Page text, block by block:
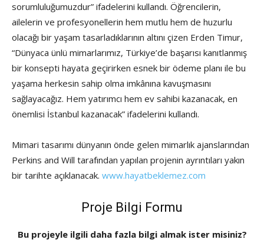
sorumluluğumuzdur” ifadelerini kullandı. Öğrencilerin,
ailelerin ve profesyonellerin hem mutlu hem de huzurlu
olacağı bir yaşam tasarladıklarının altını çizen Erden Timur,
“Dünyaca ünlü mimarlarımız, Türkiye’de başarısı kanıtlanmış
bir konsepti hayata geçirirken esnek bir ödeme planı ile bu
yaşama herkesin sahip olma imkânına kavuşmasını
sağlayacağız. Hem yatırımcı hem ev sahibi kazanacak, en
önemlisi İstanbul kazanacak” ifadelerini kullandı.
Mimari tasarımı dünyanın önde gelen mimarlık ajanslarından
Perkins and Will tarafından yapılan projenin ayrıntıları yakın
bir tarihte açıklanacak. www.hayatbeklemez.com
Proje Bilgi Formu
Bu projeyle ilgili daha fazla bilgi almak ister misiniz?